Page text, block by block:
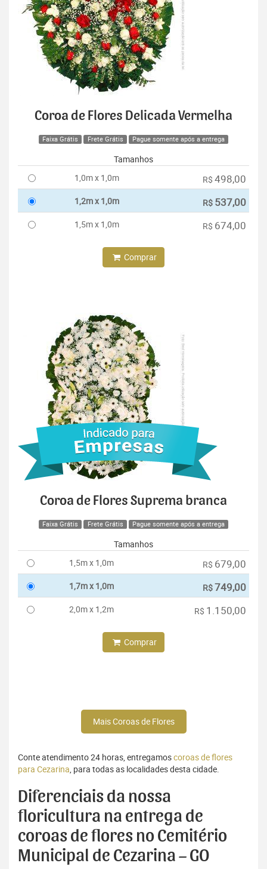
Coroa de Flores Delicada Vermelha
Faixa Grátis Frete Grátis Pague somente após a entrega
Tamanhos
1,0m x 1,0m
R$ 498,00
1,2m x 1,0m R$ 537,00
1,5m x 1,0m R$ 674,00
Comprar
Coroa de Flores Suprema branca
Faixa Grátis Frete Grátis Pague somente após a entrega
Tamanhos
1,5m x 1,0m
R$ 679,00
1,7m x 1,0m R$749,00
2,0m x 1,2m R$ 1.150,00
Comprar
Mais Coroas de Flores
Conte atendimento 24 horas, entregamoscoroas de flores
para Cezarina, para todas as localidades desta cidade.
Diferenciais da nossa
floricultura na entrega de
coroas de flores no Cemitério
Municipal de Cezarina – GO